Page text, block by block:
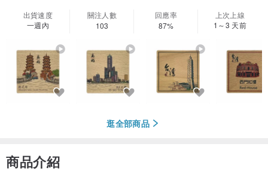
出貨速度
一週內
關注人數
103
回應率
87%
上次上線
1～3 天前
逛全部商品
商品介紹